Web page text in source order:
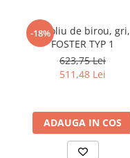
-18%
Fotoliu de birou, gri,
FOSTER TYP 1
623,75 Lei
511,48 Lei
ADAUGA IN COS